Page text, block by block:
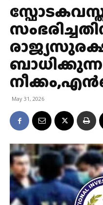
ബാധിക്കുന്ന
May 31, 2026